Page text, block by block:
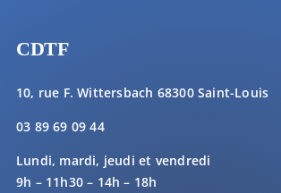
CDTF
10, rue F. Wittersbach 68300 Saint-Louis
03 89 69 09 44
Lundi, mardi, jeudi et vendredi
9h – 11h30 – 14h – 18h